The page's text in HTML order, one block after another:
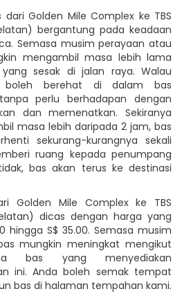
Golden Mile Complex ke TBS
bergantung pada keadaan
Semasa musim perayaan atau
mengambil masa lebih lama
sesak di jalan raya. Walau
boleh berehat di dalam bas
perlu berhadapan dengan
dan memenatkan. Sekiranya
masa lebih daripada 2 jam, bas
sekurang-kurangnya sekali
ruang kepada penumpang
bas akan terus ke destinasi
Golden Mile Complex ke TBS
dicas dengan harga yang
hingga S$ 35.00. Semasa musim
mungkin meningkat mengikut
bas yang menyediakan
ini. Anda boleh semak tempat
bas di halaman tempahan kami.